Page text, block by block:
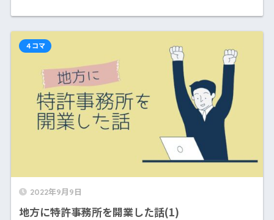
2022年9月9日
地方に特許事務所を開業した話(1)
４コマ